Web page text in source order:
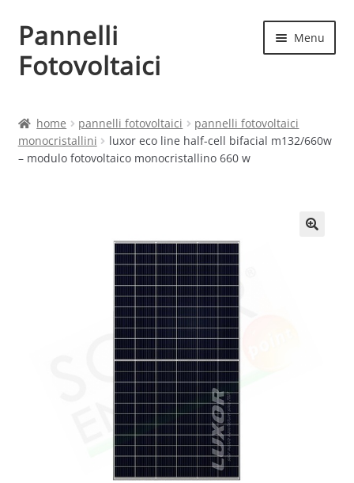
Vai
alla
navigazione
Vai
al
contenuto
Pannelli
Fotovoltaici
Menu
Cart
home pannelli fotovoltaici
pannelli fotovoltaici
monocristallini
luxor eco line half-cell bifacial m132/660w
– modulo fotovoltaico monocristallino 660 w